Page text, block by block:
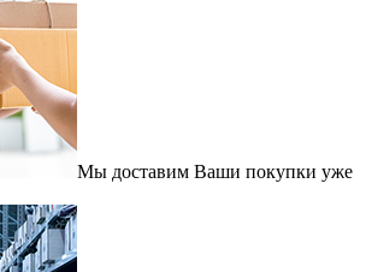
Мы доставим Ваши покупки уже